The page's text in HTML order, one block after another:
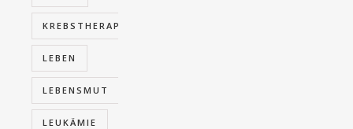
KREBSTHERAPIE
LEBEN
LEBENSMUT
LEUKÄMIE